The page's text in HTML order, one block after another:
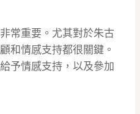
常重要。尤其對於朱古
和情感支持都很關鍵。
予情感支持，以及參加